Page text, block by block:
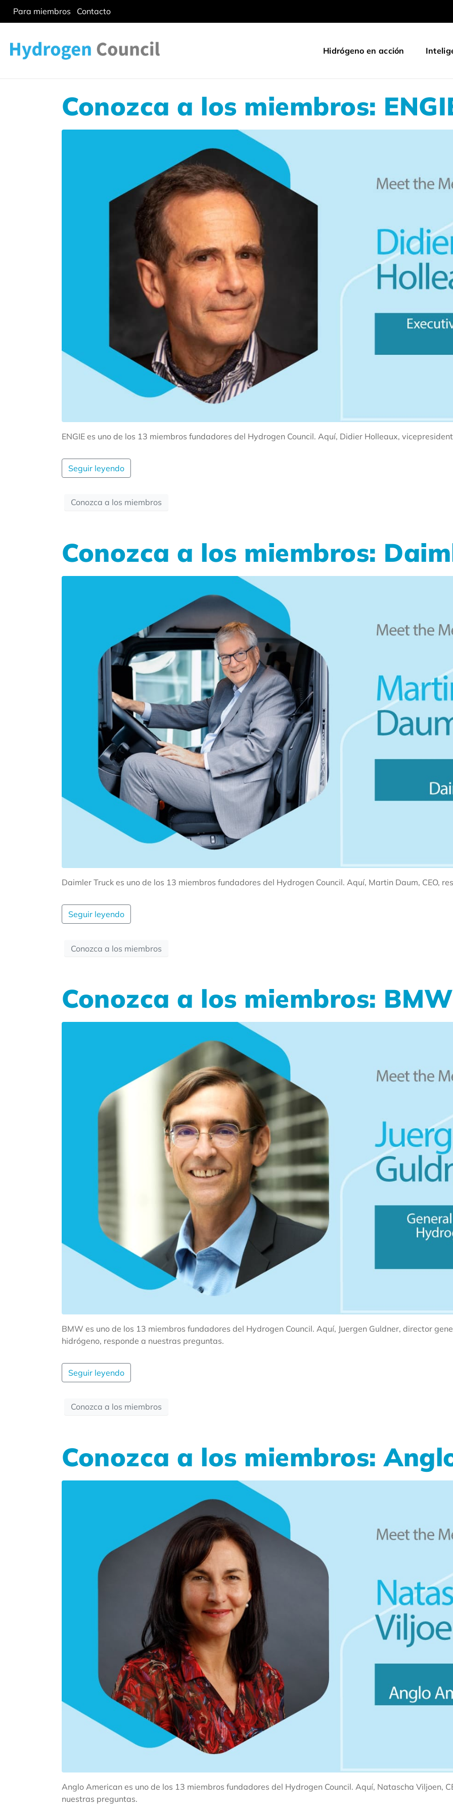
Para miembros Contacto
Hidrógeno en acción
Conozca a los miembros:
ENGIE es uno de los 13 miembros fundadores del Hydrogen Council. Aquí, Didier Holleaux,
Seguir leyendo
Conozca a los miembros
Conozca a los miembros:
Daimler Truck es uno de los 13 miembros fundadores del Hydrogen Council. Aquí, Martin Daum, CEO,
Seguir leyendo
Conozca a los miembros
Conozca a los miembros: BMW
BMW es uno de los 13 miembros fundadores del Hydrogen Council. Aquí, Juergen Guldner, director
hidrógeno, responde a nuestras preguntas.
Seguir leyendo
Conozca a los miembros
Conozca a los miembros:
Anglo American es uno de los 13 miembros fundadores del Hydrogen Council. Aquí, Natascha Viljoen,
nuestras preguntas.